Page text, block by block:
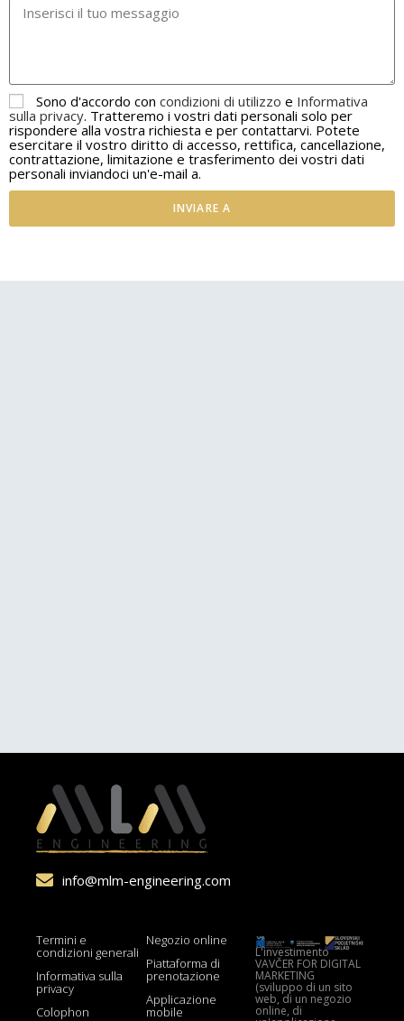
Sono d'accordo con condizioni di utilizzo e Informativa
sulla privacy. Tratteremo i vostri dati personali solo per
rispondere alla vostra richiesta e per contattarvi. Potete
esercitare il vostro diritto di accesso, rettifica, cancellazione,
contrattazione, limitazione e trasferimento dei vostri dati
personali inviandoci un'e-mail a.
INVIARE A
info@mlm-engineering.com
Termini e
condizioni generali
Informativa sulla
privacy
Colophon
Negozio online
Piattaforma di
prenotazione
Applicazione
mobile
L'investimento
VAVČER FOR DIGITAL
MARKETING
(sviluppo di un sito
web, di un negozio
online, di